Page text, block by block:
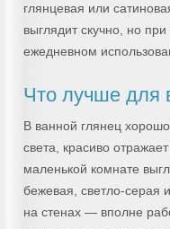
глянцевая или
выглядит скучно, но
ежедневном
Что лучше для
В ванной глянец
света, красиво
маленькой комнате
бежевая, светло-серая
на стенах — вполне